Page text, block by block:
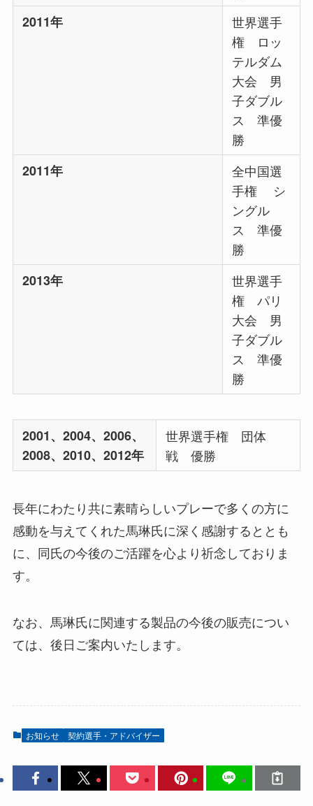
2011年
世界選手
権 ロッ
テルダム
大会 男
子ダブル
ス 準優
勝
2011年
全中国選
手権 シ
ングル
ス 準優
勝
2013年
世界選手
権 パリ
大会 男
子ダブル
ス 準優
勝
2001、2004、2006、
2008、2010、2012年
世界選手権 団体
戦 優勝
長年にわたり共に素晴らしいプレーで多くの方に
感動を与えてくれた馬琳氏に深く感謝するととも
に、同氏の今後のご活躍を心より祈念しておりま
す。
なお、馬琳氏に関連する製品の今後の販売につい
ては、後日ご案内いたします。
お知らせ 契約選手・アドバイザー